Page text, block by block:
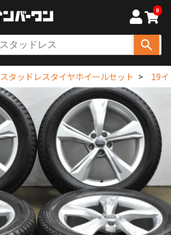
0
スタッドレスタイヤホイールセット 19